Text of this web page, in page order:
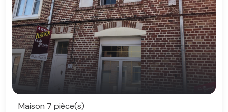
Maison 7 pièce(s)